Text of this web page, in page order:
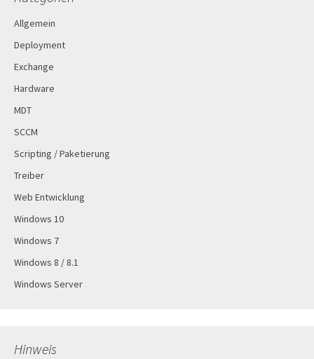
Allgemein
Deployment
Exchange
Hardware
MDT
SCCM
Scripting / Paketierung
Treiber
Web Entwicklung
Windows 10
Windows 7
Windows 8 / 8.1
Windows Server
Hinweis